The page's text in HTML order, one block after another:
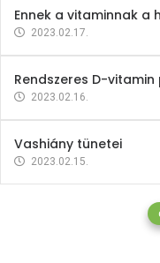
Ennek a vitaminnak a
2023.02.17.
Rendszeres D-
2023.02.16.
Vashiány tünetei
2023.02.15.